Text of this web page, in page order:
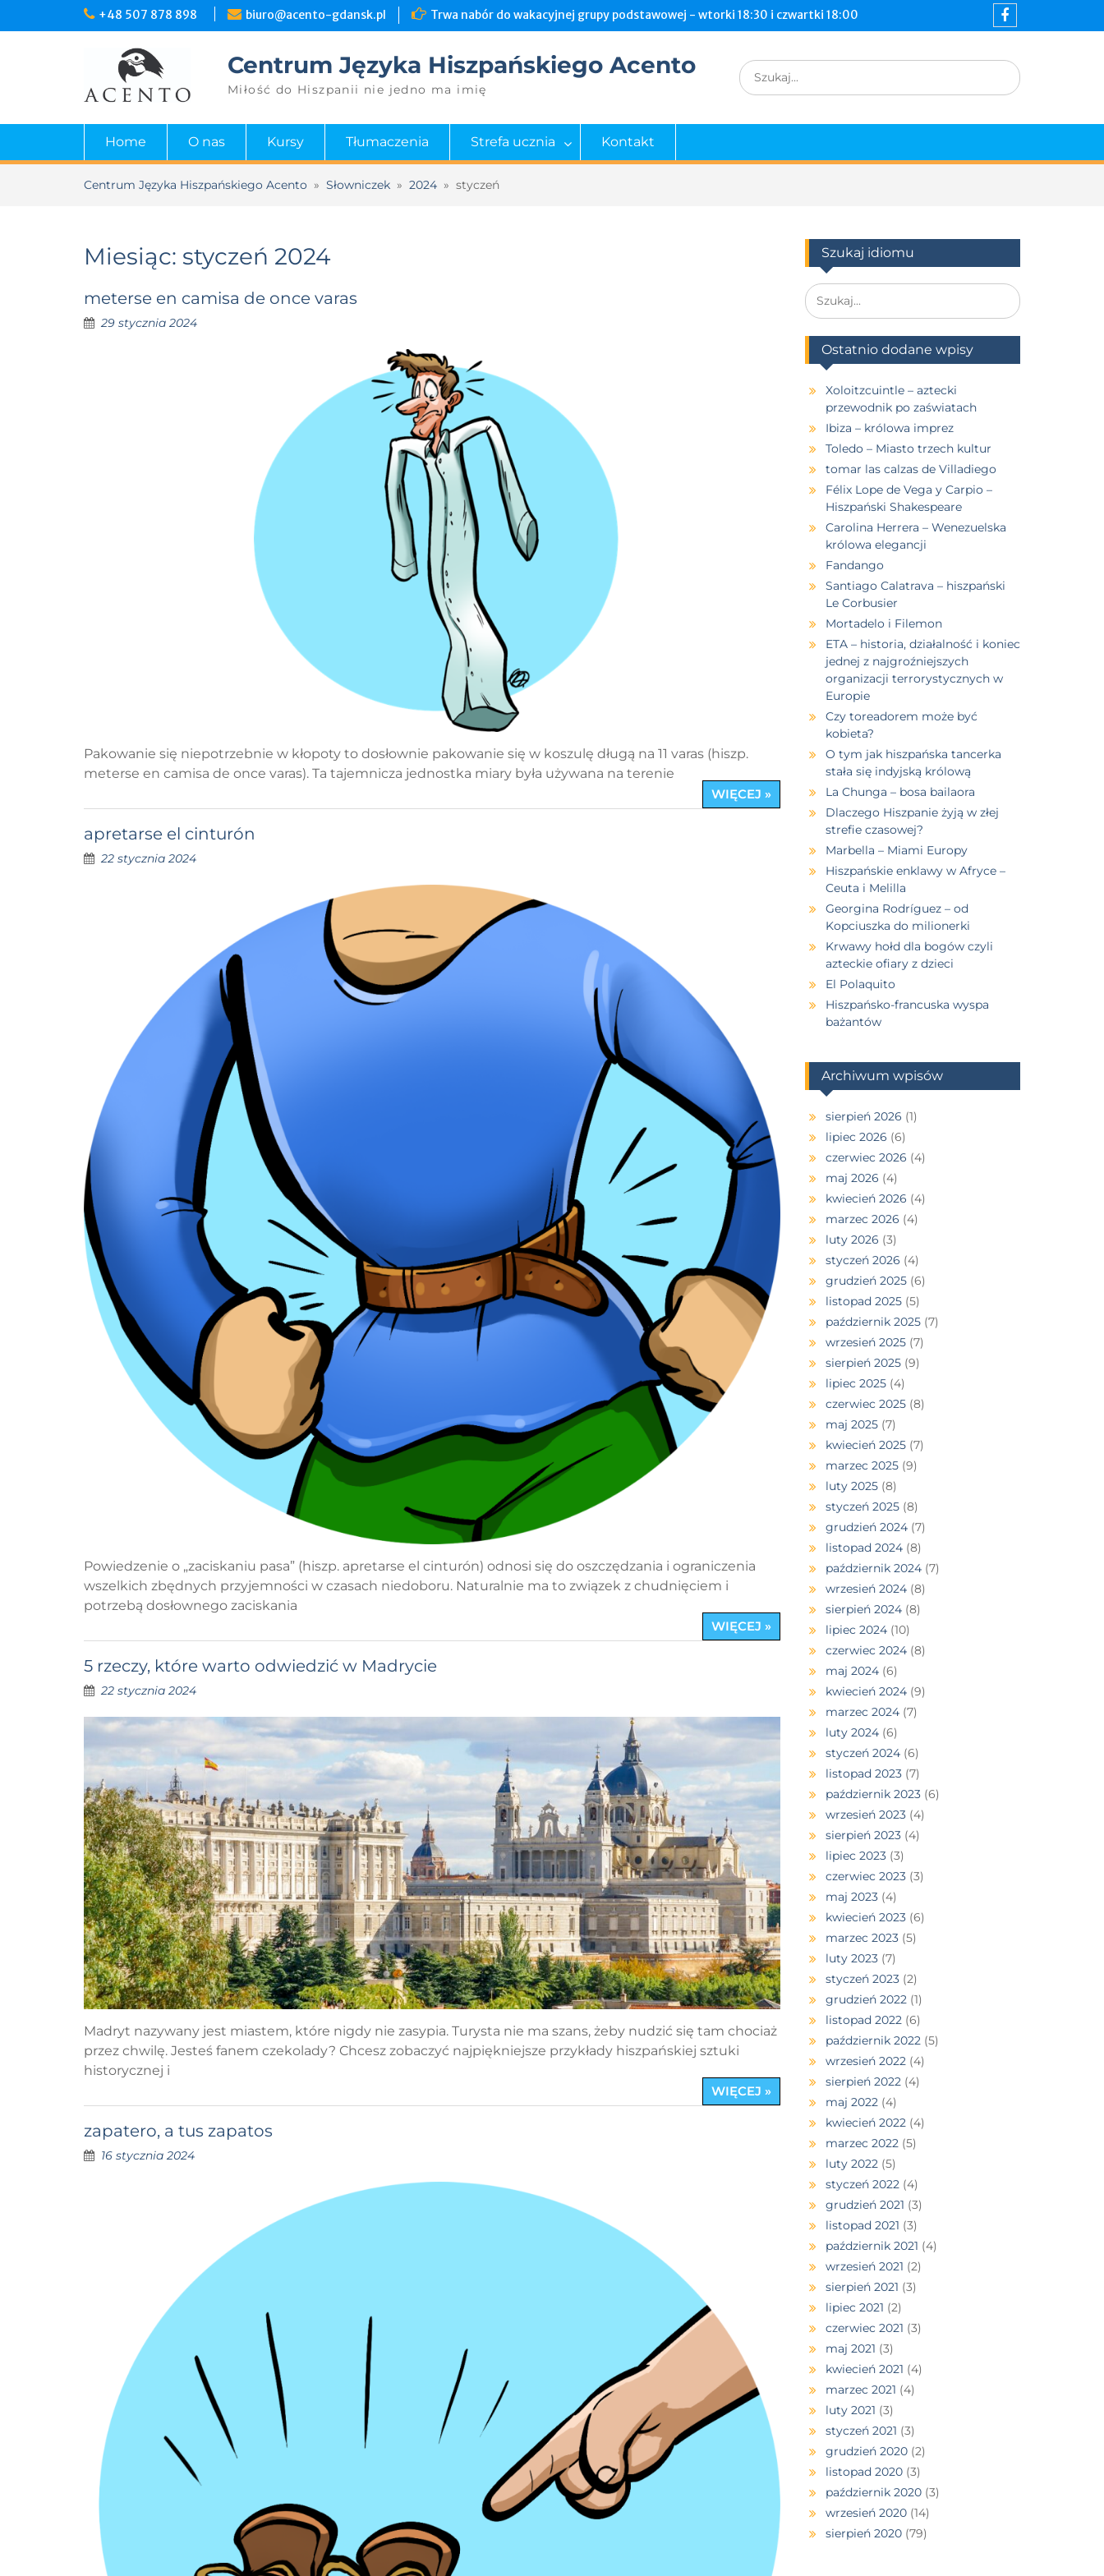
+48 507 878 898 biuro@acento-gdansk.pl
Trwa nabór do wakacyjnej grupy podstawowej - wtorki 18:30 i czwartki 18:00
Facebook
Centrum Języka Hiszpańskiego Acento
Miłość do Hiszpanii nie jedno ma imię
Search
for:
Home O nas Kursy Tłumaczenia Strefa ucznia Kontakt
Centrum Języka Hiszpańskiego Acento » Słowniczek » 2024 » styczeń
Miesiąc: styczeń 2024
meterse en camisa de once varas
29 stycznia 2024
Pakowanie się niepotrzebnie w kłopoty to dosłownie pakowanie się w koszulę długą na 11 varas (hiszp.
meterse en camisa de once varas). Ta tajemnicza jednostka miary była używana na terenie
WIĘCEJ »
apretarse el cinturón
22 stycznia 2024
Powiedzenie o „zaciskaniu pasa” (hiszp. apretarse el cinturón) odnosi się do oszczędzania i ograniczenia
wszelkich zbędnych przyjemności w czasach niedoboru. Naturalnie ma to związek z chudnięciem i
potrzebą dosłownego zaciskania
WIĘCEJ »
5 rzeczy, które warto odwiedzić w Madrycie
22 stycznia 2024
Madryt nazywany jest miastem, które nigdy nie zasypia. Turysta nie ma szans, żeby nudzić się tam chociaż
przez chwilę. Jesteś fanem czekolady? Chcesz zobaczyć najpiękniejsze przykłady hiszpańskiej sztuki
historycznej i
WIĘCEJ »
zapatero, a tus zapatos
16 stycznia 2024
Szukaj idiomu
Search
for:
Ostatnio dodane wpisy
Xoloitzcuintle – aztecki
przewodnik po zaświatach
Ibiza – królowa imprez
Toledo – Miasto trzech kultur
tomar las calzas de Villadiego
Félix Lope de Vega y Carpio –
Hiszpański Shakespeare
Carolina Herrera – Wenezuelska
królowa elegancji
Fandango
Santiago Calatrava – hiszpański
Le Corbusier
Mortadelo i Filemon
ETA – historia, działalność i koniec
jednej z najgroźniejszych
organizacji terrorystycznych w
Europie
Czy toreadorem może być
kobieta?
O tym jak hiszpańska tancerka
stała się indyjską królową
La Chunga – bosa bailaora
Dlaczego Hiszpanie żyją w złej
strefie czasowej?
Marbella – Miami Europy
Hiszpańskie enklawy w Afryce –
Ceuta i Melilla
Georgina Rodríguez – od
Kopciuszka do milionerki
Krwawy hołd dla bogów czyli
azteckie ofiary z dzieci
El Polaquito
Hiszpańsko-francuska wyspa
bażantów
Archiwum wpisów
sierpień 2026 (1)
lipiec 2026 (6)
czerwiec 2026 (4)
maj 2026 (4)
kwiecień 2026 (4)
marzec 2026 (4)
luty 2026 (3)
styczeń 2026 (4)
grudzień 2025(6)
listopad 2025(5)
październik 2025(7)
wrzesień 2025(7)
sierpień 2025(9)
lipiec 2025(4)
czerwiec 2025(8)
maj 2025(7)
kwiecień 2025(7)
marzec 2025(9)
luty 2025(8)
styczeń 2025(8)
grudzień 2024(7)
listopad 2024(8)
październik 2024(7)
wrzesień 2024(8)
sierpień 2024(8)
lipiec 2024(10)
czerwiec 2024(8)
maj 2024(6)
kwiecień 2024(9)
marzec 2024(7)
luty 2024(6)
styczeń 2024(6)
listopad 2023(7)
październik 2023(6)
wrzesień 2023(4)
sierpień 2023(4)
lipiec 2023(3)
czerwiec 2023(3)
maj 2023(4)
kwiecień 2023(6)
marzec 2023(5)
luty 2023(7)
styczeń 2023(2)
grudzień 2022(1)
listopad 2022(6)
październik 2022(5)
wrzesień 2022(4)
sierpień 2022(4)
maj 2022(4)
kwiecień 2022(4)
marzec 2022(5)
luty 2022(5)
styczeń 2022(4)
grudzień 2021 (3)
listopad 2021 (3)
październik 2021 (4)
wrzesień 2021 (2)
sierpień 2021 (3)
lipiec 2021 (2)
czerwiec 2021 (3)
maj 2021 (3)
kwiecień 2021 (4)
marzec 2021 (4)
luty 2021 (3)
styczeń 2021 (3)
grudzień 2020(2)
listopad 2020(3)
październik 2020(3)
wrzesień 2020(14)
sierpień 2020(79)